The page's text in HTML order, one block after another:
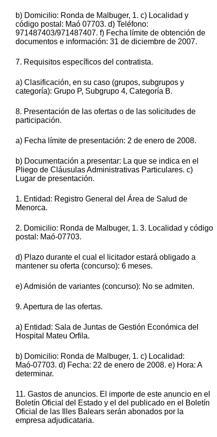
b) Domicilio: Ronda de Malbuger, 1. c) Localidad y
código postal: Maó 07703. d) Teléfono:
971487403/971487407. f) Fecha límite de obtención de
documentos e información: 31 de diciembre de 2007.
7. Requisitos específicos del contratista.
a) Clasificación, en su caso (grupos, subgrupos y
categoría): Grupo P, Subgrupo 4, Categoría B.
8. Presentación de las ofertas o de las solicitudes de
participación.
a) Fecha límite de presentación: 2 de enero de 2008.
b) Documentación a presentar: La que se indica en el
Pliego de Cláusulas Administrativas Particulares. c)
Lugar de presentación.
1. Entidad: Registro General del Área de Salud de
Menorca.
2. Domicilio: Ronda de Malbuger, 1. 3. Localidad y código
postal: Maó-07703.
d) Plazo durante el cual el licitador estará obligado a
mantener su oferta (concurso): 6 meses.
e) Admisión de variantes (concurso): No se admiten.
9. Apertura de las ofertas.
a) Entidad: Sala de Juntas de Gestión Económica del
Hospital Mateu Orfila.
b) Domicilio: Ronda de Malbuger, 1. c) Localidad:
Maó-07703. d) Fecha: 22 de enero de 2008. e) Hora: A
determinar.
11. Gastos de anuncios. El importe de este anuncio en el
Boletín Oficial del Estado y el del publicado en el Boletín
Oficial de las Illes Balears serán abonados por la
empresa adjudicataria.